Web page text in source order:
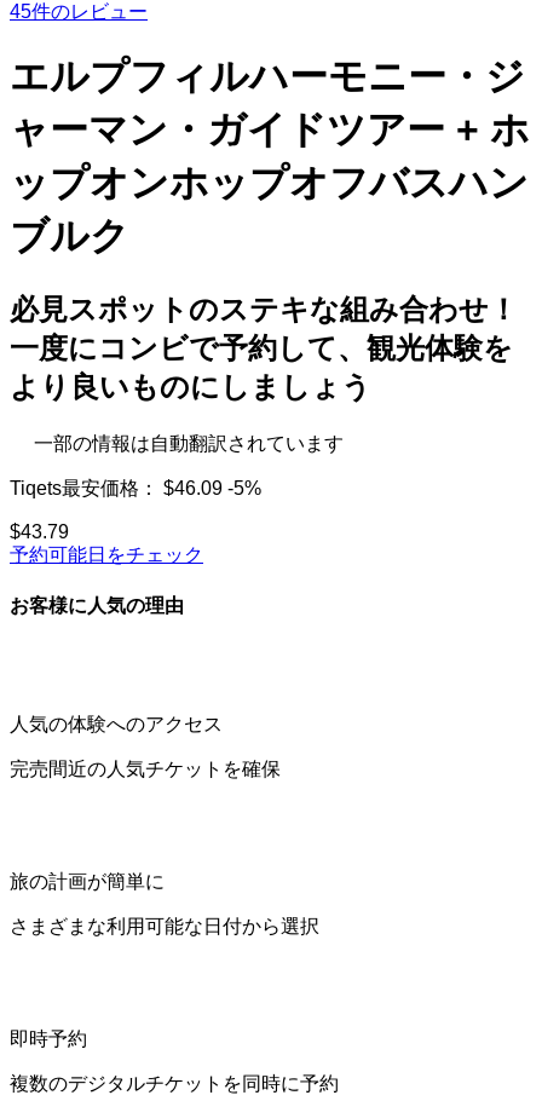
45件のレビュー
エルプフィルハーモニー・ジ
ャーマン・ガイドツアー + ホ
ップオンホップオフバスハン
ブルク
必見スポットのステキな組み合わせ！
一度にコンビで予約して、観光体験を
より良いものにしましょう
一部の情報は自動翻訳されています
Tiqets最安価格： $46.09 -5%
$43.79
予約可能日をチェック
お客様に人気の理由
人気の体験へのアクセス
完売間近の人気チケットを確保
旅の計画が簡単に
さまざまな利用可能な日付から選択
即時予約
複数のデジタルチケットを同時に予約